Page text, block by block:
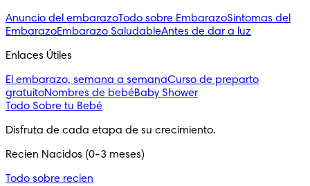
Anuncio del embarazoTodo sobre EmbarazoSintomas del
EmbarazoEmbarazo SaludableAntes de dar a luz
Enlaces Útiles
El embarazo, semana a semanaCurso de preparto
gratuitoNombres de bebéBaby Shower
Todo Sobre tu Bebé
Disfruta de cada etapa de su crecimiento.
Recien Nacidos (0-3 meses)
Todo sobre recien